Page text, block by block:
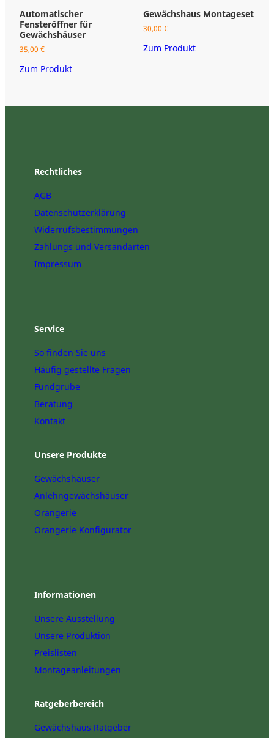
Automatischer
Fensteröffner für
Gewächshäuser
35,00 €
Zum Produkt
Gewächshaus Montageset
30,00 €
Zum Produkt
Rechtliches
AGB
Datenschutzerklärung
Widerrufsbestimmungen
Zahlungs und Versandarten
Impressum
Service
So finden Sie uns
Häufig gestellte Fragen
Fundgrube
Beratung
Kontakt
Unsere Produkte
Gewächshäuser
Anlehngewächshäuser
Orangerie
Orangerie Konfigurator
Informationen
Unsere Ausstellung
Unsere Produktion
Preislisten
Montageanleitungen
Ratgeberbereich
Gewächshaus Ratgeber